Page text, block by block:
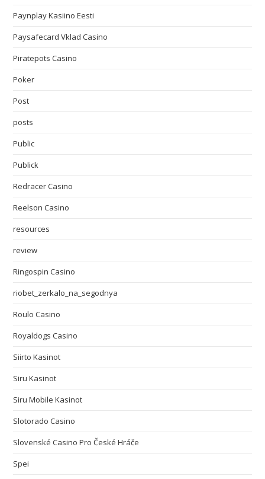
Paynplay Kasiino Eesti
Paysafecard Vklad Casino
Piratepots Casino
Poker
Post
posts
Public
Publick
Redracer Casino
Reelson Casino
resources
review
Ringospin Casino
riobet_zerkalo_na_segodnya
Roulo Casino
Royaldogs Casino
Siirto Kasinot
Siru Kasinot
Siru Mobile Kasinot
Slotorado Casino
Slovenské Casino Pro České Hráče
Spei